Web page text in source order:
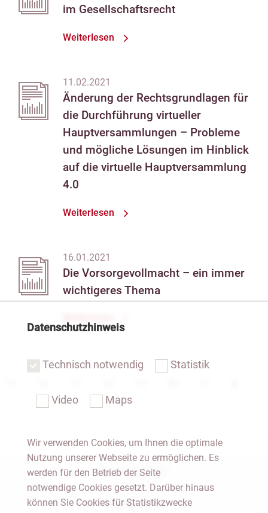
im Gesellschaftsrecht
Weiterlesen
11.02.2021
Änderung der Rechtsgrundlagen für
die Durchführung virtueller
Hauptversammlungen – Probleme
und mögliche Lösungen im Hinblick
auf die virtuelle Hauptversammlung
4.0
Weiterlesen
16.01.2021
Die Vorsorgevollmacht – ein immer
wichtigeres Thema
Notar Dresden
Fachgebiete
Datenschutzhinweis
Technisch notwendig Statistik
Video Maps
Wir verwenden Cookies, um Ihnen die optimale
Nutzung unserer Webseite zu ermöglichen. Es
werden für den Betrieb der Seite
notwendige Cookies gesetzt. Darüber hinaus
können Sie Cookies für Statistikzwecke